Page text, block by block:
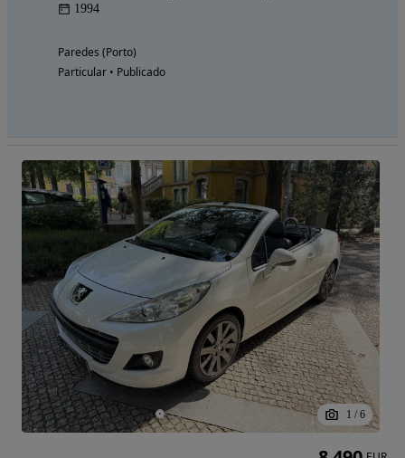
1994
Paredes (Porto)
Particular • Publicado
1 / 6